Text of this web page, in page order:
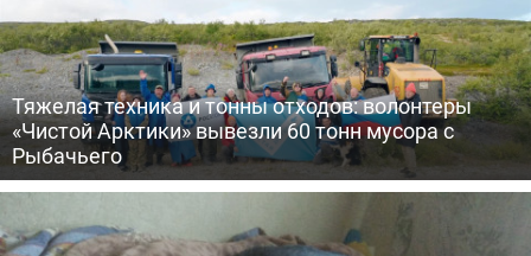
Тяжелая техника и тонны отходов: волонтеры
«Чистой Арктики» вывезли 60 тонн мусора с
Рыбачьего